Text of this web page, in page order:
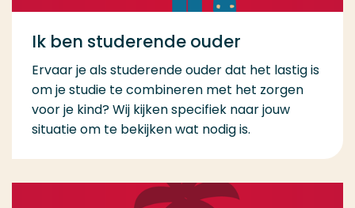
Ik ben studerende ouder
Ervaar je als studerende ouder dat het lastig is
om je studie te combineren met het zorgen
voor je kind? Wij kijken specifiek naar jouw
situatie om te bekijken wat nodig is.